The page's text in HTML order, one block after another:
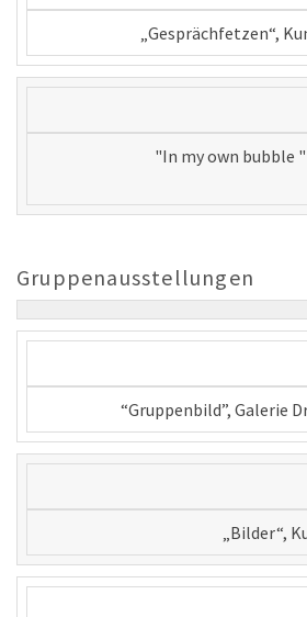
„Gesprächfetzen“,
"In my own bubble
Gruppenausstellungen
“Gruppenbild”, Galerie
„Bilder“,